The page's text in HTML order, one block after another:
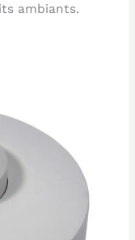
ambiants.